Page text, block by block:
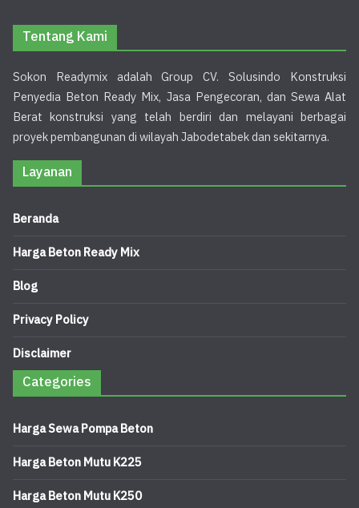
Tentang Kami
Sokon Readymix adalah Group CV. Solusindo Konstruksi
Penyedia Beton Ready Mix, Jasa Pengecoran, dan Sewa Alat
Berat konstruksi yang telah berdiri dan melayani berbagai
proyek pembangunan di wilayah Jabodetabek dan sekitarnya.
Layanan
Beranda
Harga Beton Ready Mix
Blog
Privacy Policy
Disclaimer
Categories
Harga Sewa Pompa Beton
Harga Beton Mutu K225
Harga Beton Mutu K250